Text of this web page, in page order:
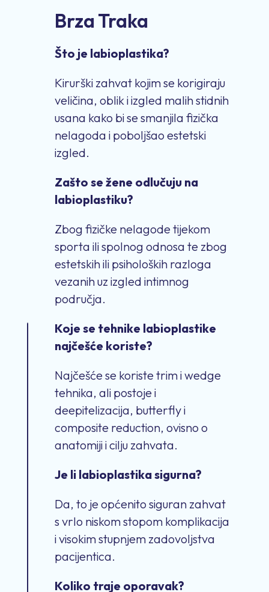
Brza Traka
Što je labioplastika?
Kirurški zahvat kojim se korigiraju
veličina, oblik i izgled malih stidnih
usana kako bi se smanjila fizička
nelagoda i poboljšao estetski
izgled.
Zašto se žene odlučuju na
labioplastiku?
Zbog fizičke nelagode tijekom
sporta ili spolnog odnosa te zbog
estetskih ili psiholoških razloga
vezanih uz izgled intimnog
područja.
Koje se tehnike labioplastike
najčešće koriste?
Najčešće se koriste trim i wedge
tehnika, ali postoje i
deepitelizacija, butterfly i
composite reduction, ovisno o
anatomiji i cilju zahvata.
Je li labioplastika sigurna?
Da, to je općenito siguran zahvat
s vrlo niskom stopom komplikacija
i visokim stupnjem zadovoljstva
pacijentica.
Koliko traje oporavak?